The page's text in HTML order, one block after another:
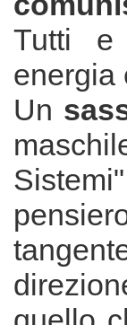
Tutti e
energia
Un